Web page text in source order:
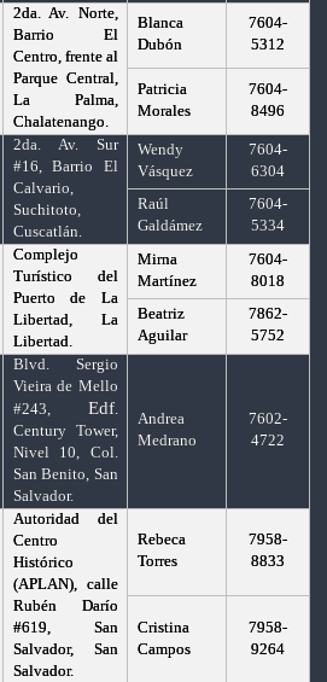
2da. Av. Norte,
Barrio El
Centro, frente al
Parque Central,
La Palma,
Chalatenango.
Blanca
Dubón
7604-
5312
Patricia
Morales
7604-
8496
2da. Av. Sur
#16, Barrio El
Calvario,
Suchitoto,
Cuscatlán.
Wendy
Vásquez
7604-
6304
Raúl
Galdámez
7604-
5334
Complejo
Turístico del
Puerto de La
Libertad, La
Libertad.
Mirna
Martínez
7604-
8018
Beatriz
Aguilar
7862-
5752
Blvd. Sergio
Vieira de Mello
#243,Edf
Century Tower,
Nivel 10, Col.
San Benito, San
Salvador.
Andrea
Medrano
7602-
4722
Autoridad del
Centro
Histórico
(APLAN), calle
Rubén Darío
#619, San
Salvador, San
Salvador.
Rebeca
Torres
7958-
8833
Cristina
Campos
7958-
9264